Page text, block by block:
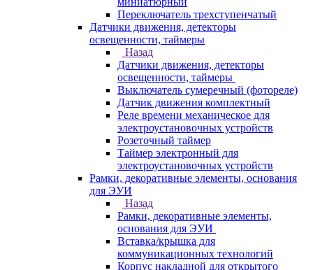
Переключатель трехступенчатый
Датчики движения, детекторы
освещенности, таймеры
Назад
Датчики движения, детекторы
освещенности, таймеры
Выключатель сумеречный (фотореле)
Датчик движения комплектный
Реле времени механическое для
электроустановочных устройств
Розеточный таймер
Таймер электронный для
электроустановочных устройств
Рамки, декоративные элементы, основания
для ЭУИ
Назад
Рамки, декоративные элементы,
основания для ЭУИ
Вставка/крышка для
коммуникационных технологий
Корпус накладной для открытого